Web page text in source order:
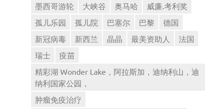
墨西哥游轮
大峡谷 奥马哈
威廉.考利奖
孤儿乐园
孤儿院 巴塞尔 巴黎
德国
新冠病毒
新西兰 晶晶 最美资助人
法国
瑞士
疫苗
精彩湖 Wonder Lake，阿拉斯加，迪纳利山，迪
纳利国家公园，
肿瘤免疫治疗